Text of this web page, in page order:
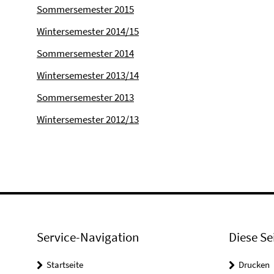
Sommersemester 2015
Wintersemester 2014/15
Sommersemester 2014
Wintersemester 2013/14
Sommersemester 2013
Wintersemester 2012/13
Service-Navigation
Startseite
Diese
Drucken